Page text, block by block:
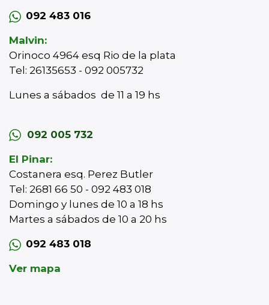
092 483 016
Malvin:
Orinoco 4964 esq Rio de la plata
Tel: 26135653 - 092 005732
Lunes a sábados de 11 a 19 hs
092 005 732
El Pinar:
Costanera esq. Perez Butler
Tel: 2681 66 50 - 092 483 018
Domingo y lunes de 10 a 18 hs
Martes a sábados de 10 a 20 hs
092 483 018
Ver mapa